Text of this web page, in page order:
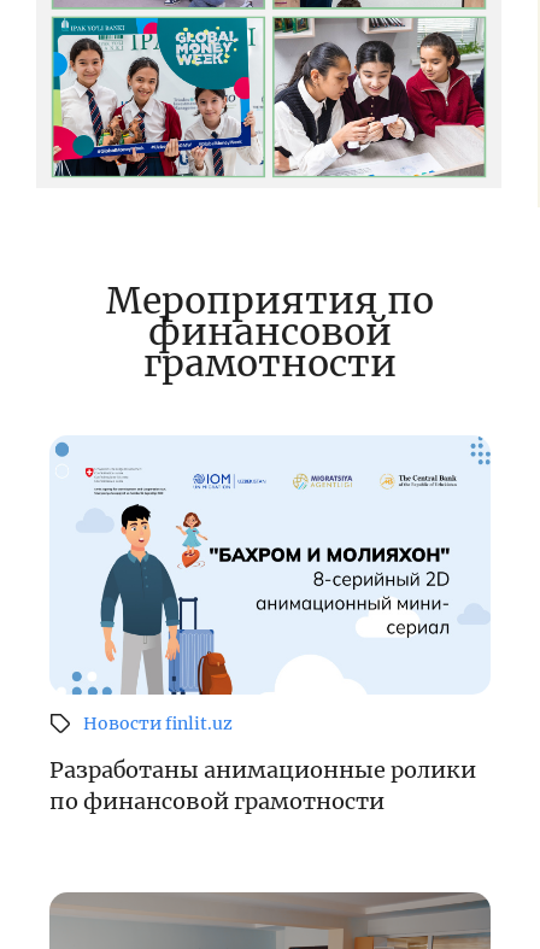
Мероприятия по
финансовой
грамотности
Новости finlit.uz
Разработаны анимационные ролики
по финансовой грамотности